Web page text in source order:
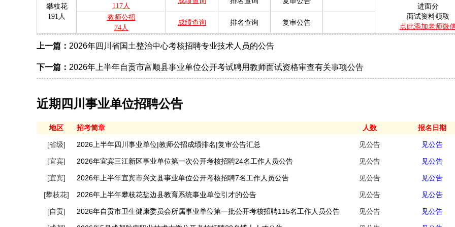
攀枝花
191人
117人
进面分
面试资料领取
点此添加老师微
教师公招
74人
成绩查询 排名查询 复审公告
上一篇： 2026年四川省国土整治中心考核招聘专业技术人员的公告
下一篇： 2026年上半年自贡市富顺县事业单位公开考试聘用教师面试资格审查有关事项公告
近期四川事业单位招聘公告
地区 招考简章 人数 报名日期
[省级] 2026上半年四川事业单位|教师公招成绩排名|复审公告汇总 见公告 见公告
[宜宾] 2026年宜宾三江新区事业单位第一次公开考核招聘24名工作人员公告 见公告 见公告
[宜宾] 2026年上半年宜宾市兴文县事业单位公开考核招聘7名工作人员公告 见公告 见公告
[攀枝花] 2026年上半年攀枝花盐边县教育系统事业单位引才的公告 见公告 见公告
[自贡] 2026年自贡市卫生健康委员会所属事业单位第一批公开考核招聘115名工作人员公告 见公告 见公告